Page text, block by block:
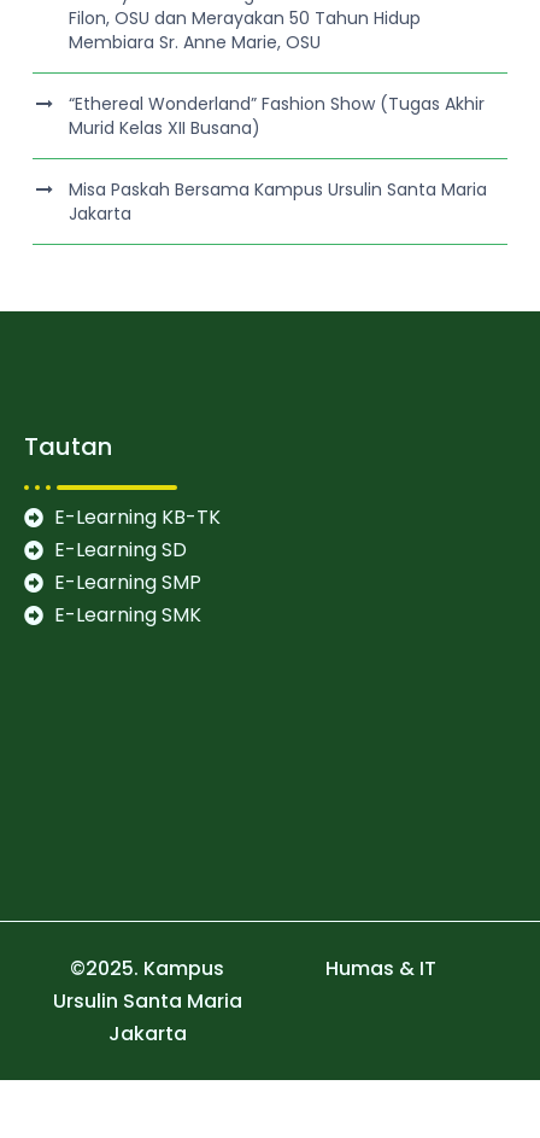
Filon, OSU dan Merayakan 50 Tahun Hidup
Membiara Sr. Anne Marie, OSU
“Ethereal Wonderland” Fashion Show (Tugas Akhir
Murid Kelas XII Busana)
Misa Paskah Bersama Kampus Ursulin Santa Maria
Jakarta
Tautan
E-Learning KB-TK
E-Learning SD
E-Learning SMP
E-Learning SMK
©2025. Kampus
Ursulin Santa Maria
Jakarta
Humas & IT